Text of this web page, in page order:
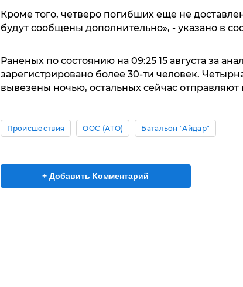
Кроме того, четверо погибших еще не
будут сообщены дополнительно», - указано в
Раненых по состоянию на 09:25 15 августа за
зарегистрировано более 30-ти человек.
вывезены ночью, остальных сейчас отправляют
Происшествия ООС (АТО) Батальон "Айдар"
+ Добавить Комментарий